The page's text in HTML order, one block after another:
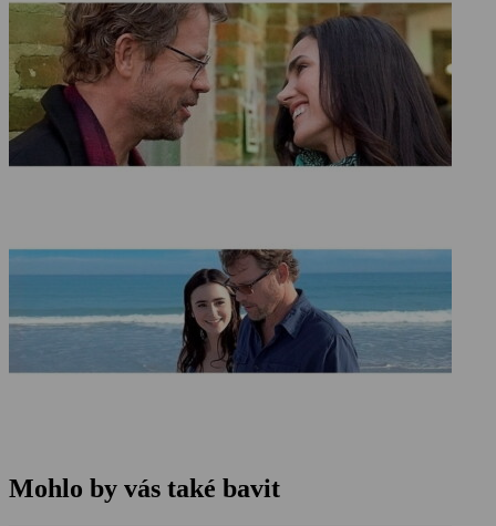
Mohlo by vás také bavit